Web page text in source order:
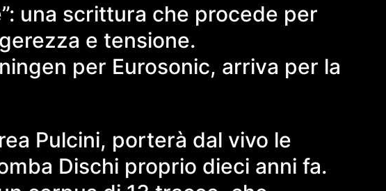
una scrittura che procede per
e tensione.
per Eurosonic, arriva per la
Pulcini, porterà dal vivo le
Dischi proprio dieci anni fa.